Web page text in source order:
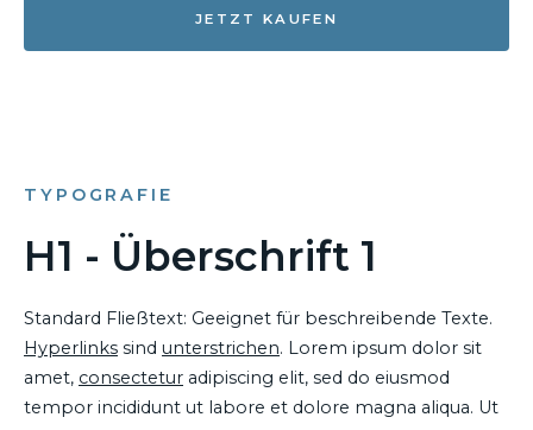
JETZT KAUFEN
TYPOGRAFIE
H1 - Überschrift 1
Standard Fließtext: Geeignet für beschreibende Texte.
Hyperlinks sind unterstrichen. Lorem ipsum dolor sit
amet, consectetur adipiscing elit, sed do eiusmod
tempor incididunt ut labore et dolore magna aliqua. Ut